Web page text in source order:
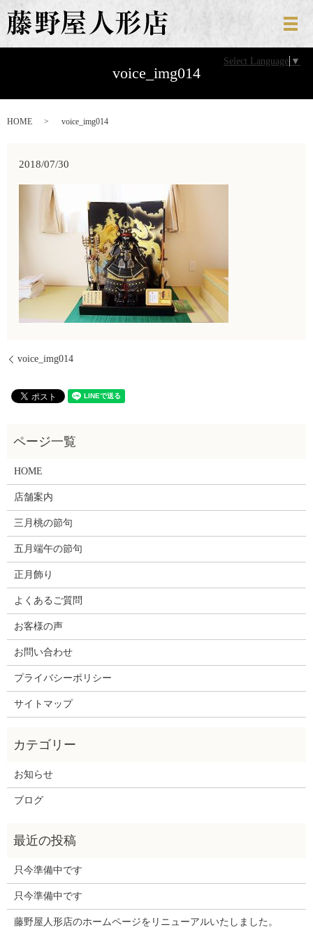
Select Language ▼
メ
voice_img014
HOME voice_img014
2018/07/30
voice_img014
HOME
店舗案内
三月桃の節句
五月端午の節句
正月飾り
よくあるご質問
お客様の声
お問い合わせ
プライバシーポリシー
サイトマップ
お知らせ
ブログ
只今準備中です
只今準備中です
藤野屋人形店のホームページをリニューアルいたしました。